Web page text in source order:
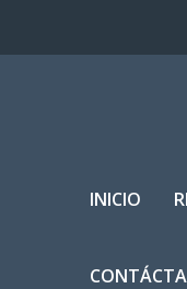
INICIO